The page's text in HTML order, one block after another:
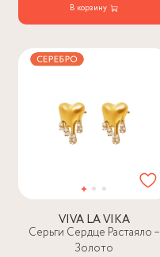
В корзину
VIVA LA VIKA
Серьги Сердце Растаяло –
Золото